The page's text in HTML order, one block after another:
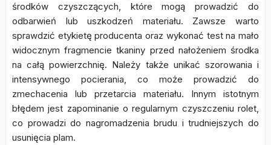
środków czyszczących, które mogą prowadzić do
odbarwień lub uszkodzeń materiału. Zawsze warto
sprawdzić etykietę producenta oraz wykonać test na mało
widocznym fragmencie tkaniny przed nałożeniem środka
na całą powierzchnię. Należy także unikać szorowania i
intensywnego pocierania, co może prowadzić do
zmechacenia lub przetarcia materiału. Innym istotnym
błędem jest zapominanie o regularnym czyszczeniu rolet,
co prowadzi do nagromadzenia brudu i trudniejszych do
usunięcia plam.